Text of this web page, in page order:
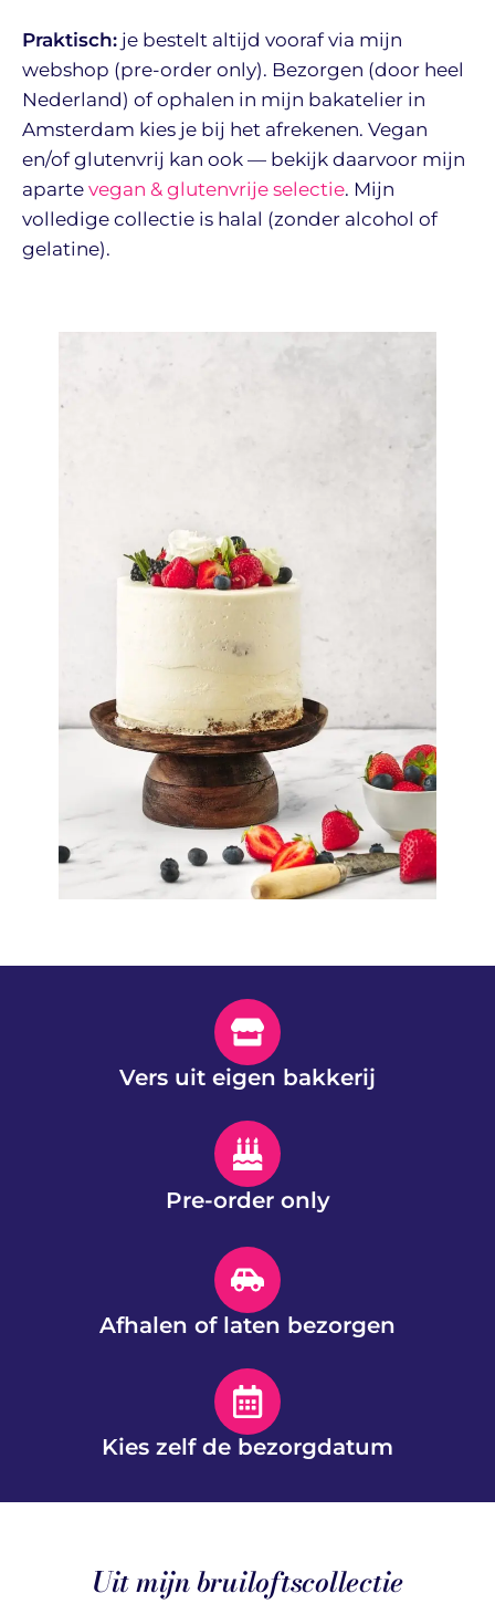
Praktisch: je bestelt altijd vooraf via mijn
webshop (pre-order only). Bezorgen (door heel
Nederland) of ophalen in mijn bakatelier in
Amsterdam kies je bij het afrekenen. Vegan
en/of glutenvrij kan ook — bekijk daarvoor mijn
aparte vegan & glutenvrije selectie. Mijn
volledige collectie is halal (zonder alcohol of
gelatine).
Vers uit eigen bakkerij
Pre-order only
Afhalen of laten bezorgen
Kies zelf de bezorgdatum
Uit mijn bruiloftscollectie